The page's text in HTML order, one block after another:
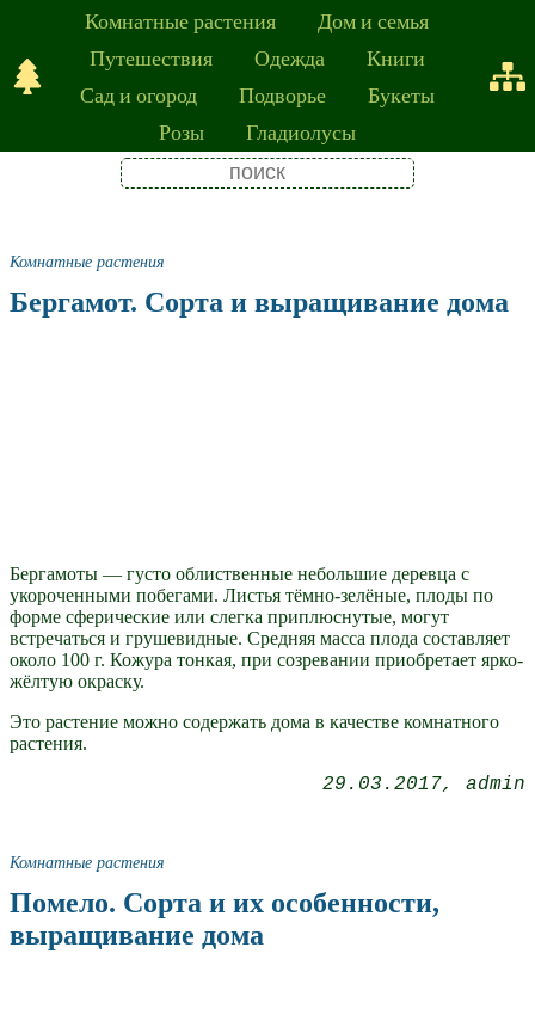
Комнатные растения
Дом и семья
Путешествия
Одежда
Книги
Сад и огород
Подворье
Букеты
Розы
Гладиолусы
Комнатные растения
Бергамот. Сорта и выращивание дома
Бергамоты — густо облиственные небольшие деревца с
укороченными побегами. Листья тёмно-зелёные, плоды по
форме сферические или слегка приплюснутые, могут
встречаться и грушевидные. Средняя масса плода составляет
около 100 г. Кожура тонкая, при созревании приобретает ярко-
жёлтую окраску.
Это растение можно содержать дома в качестве комнатного
растения.
29.03.2017 admin
Комнатные растения
Помело. Сорта и их особенности,
выращивание дома